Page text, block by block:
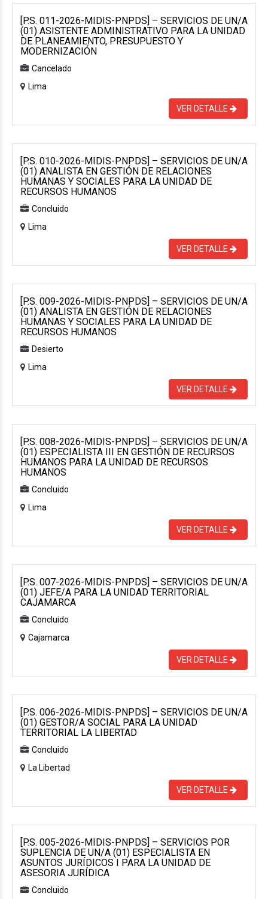
[P.S. 011-2026-MIDIS-PNPDS] – SERVICIOS DE UN/A
(01) ASISTENTE ADMINISTRATIVO PARA LA UNIDAD
DE PLANEAMIENTO, PRESUPUESTO Y
MODERNIZACIÓN
Cancelado
Lima
VER DETALLE
[P.S. 010-2026-MIDIS-PNPDS] – SERVICIOS DE UN/A
(01) ANALISTA EN GESTIÓN DE RELACIONES
HUMANAS Y SOCIALES PARA LA UNIDAD DE
RECURSOS HUMANOS
Concluido
Lima
VER DETALLE
[P.S. 009-2026-MIDIS-PNPDS] – SERVICIOS DE UN/A
(01) ANALISTA EN GESTIÓN DE RELACIONES
HUMANAS Y SOCIALES PARA LA UNIDAD DE
RECURSOS HUMANOS
Desierto
Lima
VER DETALLE
[P.S. 008-2026-MIDIS-PNPDS] – SERVICIOS DE UN/A
(01) ESPECIALISTA III EN GESTIÓN DE RECURSOS
HUMANOS PARA LA UNIDAD DE RECURSOS
HUMANOS
Concluido
Lima
VER DETALLE
[P.S. 007-2026-MIDIS-PNPDS] – SERVICIOS DE UN/A
(01) JEFE/A PARA LA UNIDAD TERRITORIAL
CAJAMARCA
Concluido
Cajamarca
VER DETALLE
[P.S. 006-2026-MIDIS-PNPDS] – SERVICIOS DE UN/A
(01) GESTOR/A SOCIAL PARA LA UNIDAD
TERRITORIAL LA LIBERTAD
Concluido
La Libertad
VER DETALLE
[P.S. 005-2026-MIDIS-PNPDS] – SERVICIOS POR
SUPLENCIA DE UN/A (01) ESPECIALISTA EN
ASUNTOS JURÍDICOS I PARA LA UNIDAD DE
ASESORIA JURÍDICA
Concluido